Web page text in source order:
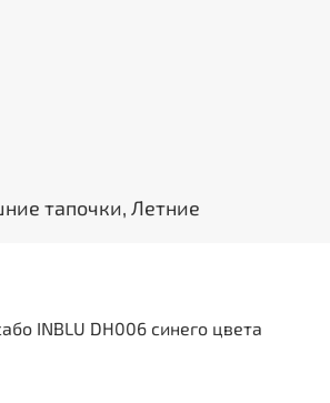
тапочки, Летние
INBLU DH006 синего цвета